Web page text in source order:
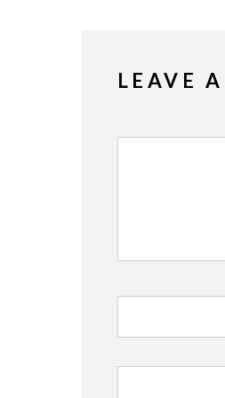
LEAVE